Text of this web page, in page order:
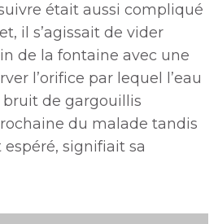
était aussi compliqué
il s’agissait de vider
de la fontaine avec une
l’orifice par lequel l’eau
de gargouillis
du malade tandis
signifiait sa